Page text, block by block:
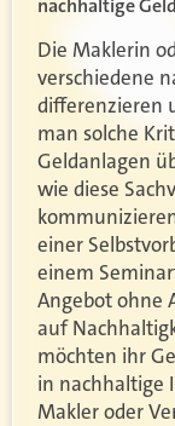
Die Maklerin
verschiedene
differenzieren
man solche
Geldanlagen
wie diese
einer
einem
Angebot ohne
auf
möchten ihr
in nachhaltige
Makler oder